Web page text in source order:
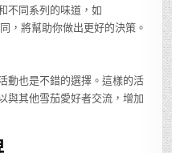
不同系列的味道，如
，將幫助你做出更好的決策。
動也是不錯的選擇。這樣的活
與其他雪茄愛好者交流，增加